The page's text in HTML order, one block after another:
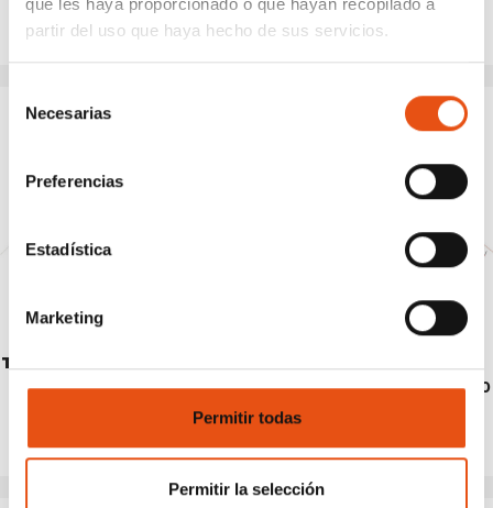
que les haya proporcionado o que hayan recopilado a
partir del uso que haya hecho de sus servicios.
Necesarias
Preferencias
Estadística
Marketing
Permitir todas
Permitir la selección
TENT LHOTSE 4
€699,90
€279,90